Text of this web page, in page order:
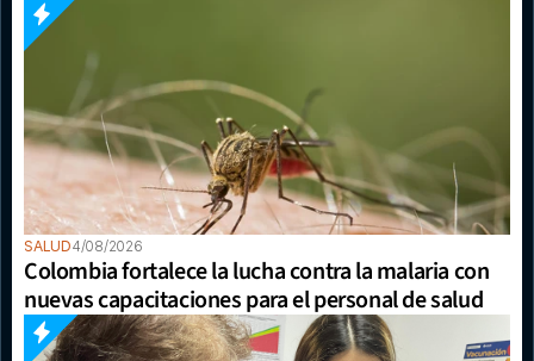
SALUD4/08/2026
Colombia fortalece la lucha contra la malaria con
nuevas capacitaciones para el personal de salud